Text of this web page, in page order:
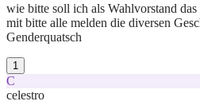
wie bitte soll ich als Wahlvorstand
mit bitte alle melden die diversen
Genderquatsch
1
C
celestro